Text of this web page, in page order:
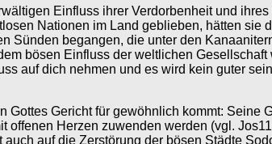
Einfluss ihrer Verdorbenheit und ihres
Nationen im Land geblieben, hätten
Sünden begangen, die unter den
bösen Einfluss der weltlichen
auf dich nehmen und es wird kein guter
Gericht für gewöhnlich kommt: Seine
Herzen zuwenden werden (vgl.
auf die Zerstörung der bösen Städte